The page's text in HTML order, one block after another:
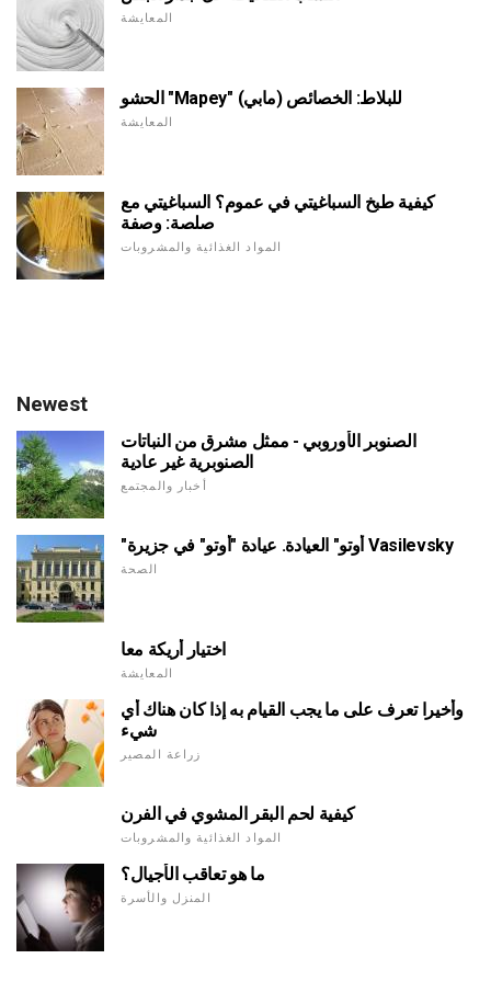
المعايشة
الحشو "Mapey" (مابي) للبلاط: الخصائص
المعايشة
كيفية طبخ السباغيتي في عموم؟ السباغيتي مع
صلصة: وصفة
المواد الغذائية والمشروبات
Newest
الصنوبر الأوروبي - ممثل مشرق من النباتات
الصنوبرية غير عادية
أخبار والمجتمع
"أوتو" العيادة. عيادة "أوتو" في جزيرة Vasilevsky
الصحة
اختيار أريكة معا
المعايشة
وأخيرا تعرف على ما يجب القيام به إذا كان هناك أي
شيء
زراعة المصير
كيفية لحم البقر المشوي في الفرن
المواد الغذائية والمشروبات
ما هو تعاقب الأجيال؟
المنزل والأسرة